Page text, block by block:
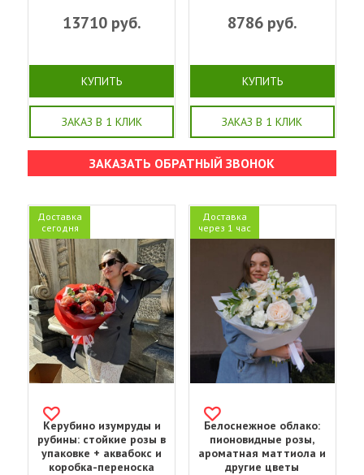
13710руб.
КУПИТЬ
ЗАКАЗ В 1 КЛИК
8786руб.
КУПИТЬ
ЗАКАЗ В 1 КЛИК
ЗАКАЗАТЬ ОБРАТНЫЙ ЗВОНОК
Доставка
сегодня
Керубино изумруды и
рубины: стойкие розы в
упаковке + аквабокс и
коробка-переноска
Доставка
через 1 час
Белоснежное облако:
пионовидные розы,
ароматная маттиола и
другие цветы